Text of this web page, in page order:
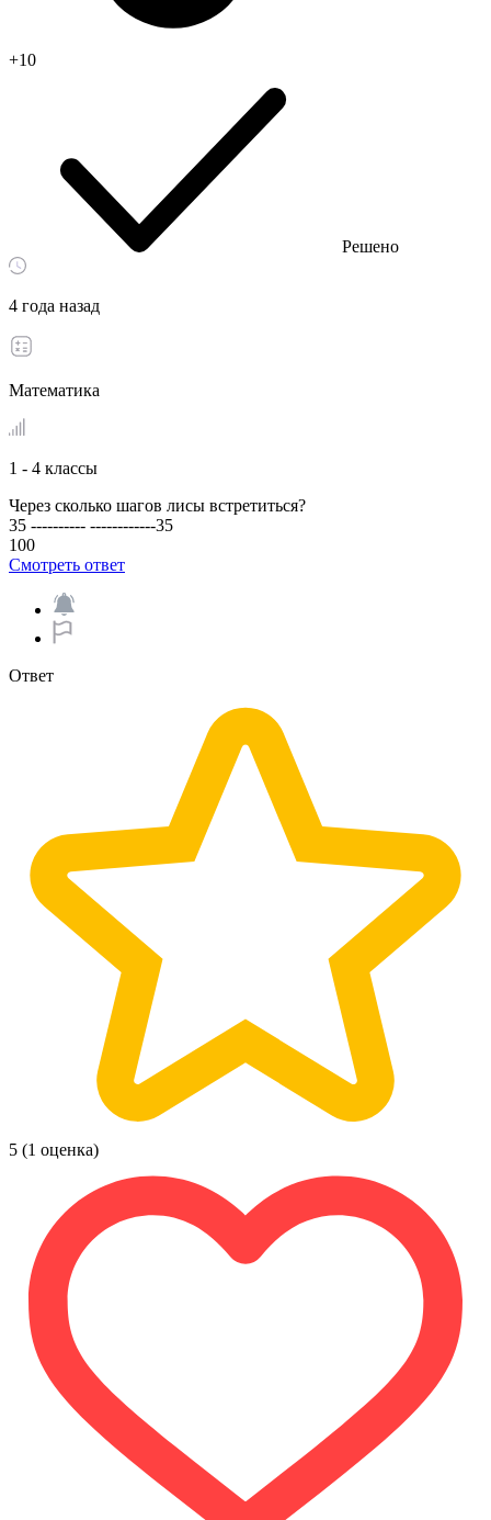
+10
Решено
4 года назад
Математика
1 - 4 классы
Через сколько шагов лисы встретиться?
35 ---------- ------------35
100
Смотреть ответ
Ответ
5 (1 оценка)